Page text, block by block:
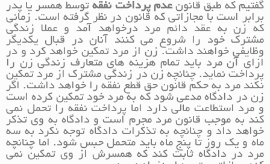
گفتیم که طبق قانونعدم پرداخت نفقهتوسط همسر یا پدر
برابر است با مجازاتی که قانون در نظر گرفته است. زمانی
که زن به عقد دائم مرد درخواهد آمد و عملا زندگی
مشترک خود را شروع می کنند آنان در قبال یکدیگر
وظایفی خواهند داشت. زن از مرد تمکین خواهد کرد و در
ازای آن مرد باید تمام هزینه های متعارف زندگی زن را
پرداخت نماید. چنانچه زن در زندگی مشترک از مرد تمکین
نکند مرد به حکم قانون حق قطع نفقه را خواهد داشت. اگر
زن در دادگاه مدعی شود که به مرد خود تمکین کرده است
و مرد استطاعت مالی دارد اما پرداخت نفقه را تحمل نمی
کند به موجب قانون مرد مجرم است و دادگاه به وی تذکر
خواهد داد و چنانچه به تذکرات دادگاه توجه نکرد به سه
ماه و یک روز تا پنج ماه باید متحمل حبس شود. اما چنانچه
مرد در دادگاه ثابت کند که همسرش از وی تمکین نمی